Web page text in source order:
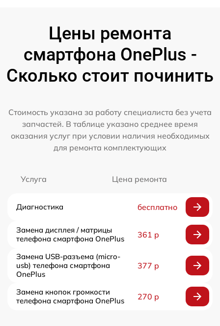
Цены ремонта
смартфона OnePlus -
Сколько стоит починить
Стоимость указана за работу специалиста без учета
запчастей. В таблице указано среднее время
оказания услуг при условии наличия необходимых
для ремонта комплектующих
Услуга Цена ремонта
Диагностика бесплатно
Замена дисплея / матрицы
телефона смартфона OnePlus
361 р
Замена USB-разъема (micro-
usb) телефона смартфона
OnePlus
377 р
Замена кнопок громкости
телефона смартфона OnePlus
270 р